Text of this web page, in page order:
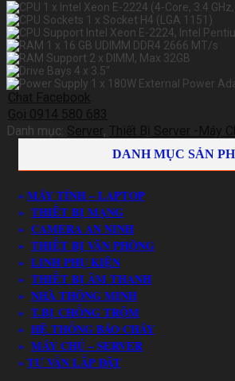
1 x Intel Xeon E-2224 (4-Core, 3.4
1 x Socket H4 (LGA 1151)
Intel Xeon E-2224, Intel
1 x 16 GB UDIMM DDR4 2666 MT/s
2 x DIMM, Max 32GB
4 x 3.5″
1 x 180W External Power
Chat Facebook
Gọi 0914 580 683
Danh mục: Server , Thiết Bị Server -Máy
DANH MỤC SẢN
»MÁY TÍNH – LAPTOP
» THIẾT BỊ MẠNG
» CAMERA AN NINH
» THIẾT BỊ VĂN PHÒNG
» LINH PHỤ KIỆN
» THIẾT BỊ ÂM THANH
» NHÀ THÔNG MINH
» T.BỊ CHỐNG TRỘM
» HỆ THỐNG BÁO CHÁY
» MÁY CHỦ – SERVER
»TƯ VẤN LẮP ĐẶT